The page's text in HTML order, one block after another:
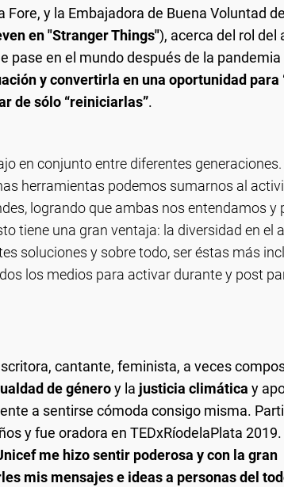
Fore, y la Embajadora de Buena Voluntad
en "Stranger Things"), acerca del rol del
pase en el mundo después de la pandemia
y convertirla en una oportunidad para
de sólo “reiniciarlas”.
en conjunto entre diferentes
herramientas podemos sumarnos al
logrando que ambas nos entendamos y
tiene una gran ventaja: la diversidad en el
soluciones y sobre todo, ser éstas más
los medios para activar durante y post
cantante, feminista, a veces
de géneroy la justicia climática y
a sentirse cómoda consigo misma.
y fue oradora en TEDxRíodelaPlata 2019.
me hizo sentir poderosa y con la gran
mis mensajes e ideas a personas del